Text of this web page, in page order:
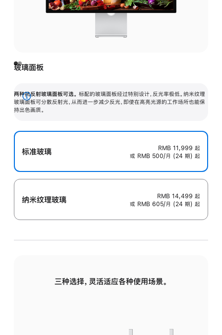
玻璃面板
两种抗反射玻璃面板可选。 标配的玻璃面板经过特别设计，反光率极低。纳米纹理
玻璃面板可分散反射光，从而进一步减少反光，即使在高亮光源的工作场所也能保
持出色画质。
展
开
标准玻璃 RMB 11,999 起
或 RMB 500/月 (24 期) 起
纳米纹理玻璃 RMB 14,499 起
或 RMB 605/月 (24 期) 起
三种选择，灵活适应各种使用场景。